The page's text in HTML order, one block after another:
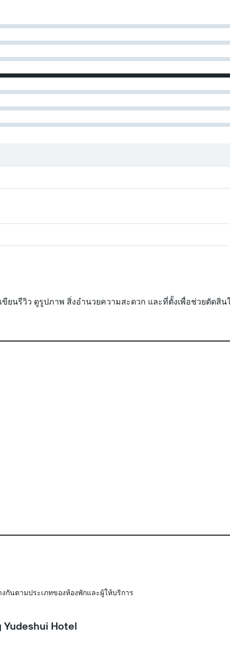
ยนรีวิว ดูรูปภาพ สิ่งอำนวยความสะดวก และที่ตั้งเพื่อช่วยตัด
กันตามประเภทของห้องพักและผู้ให้บริการ
Hotel